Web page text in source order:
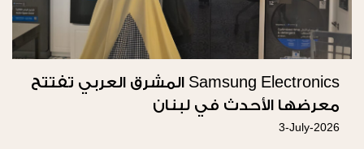
Samsung Electronics المشرق العربي تفتتح
معرضها الأحدث في لبنان
3-July-2026